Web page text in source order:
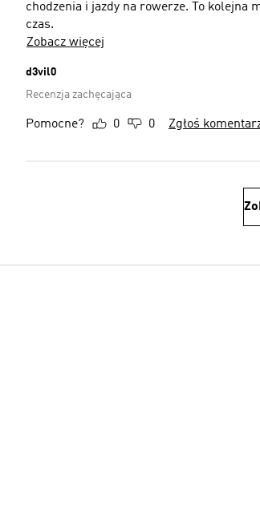
chodzenia i jazdy na rowerze. To kolejna
czas.
Zobacz więcej
d3vil0
Recenzja zachęcająca
Pomocne? 0 0 Zgłoś